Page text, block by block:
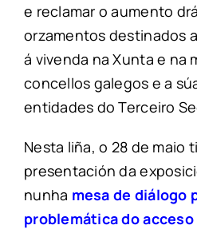
e reclamar o aumento
orzamentos destinados
á vivenda na Xunta e na
concellos galegos e a
entidades do Terceiro
Nesta liña, o 28 de maio
presentación da
nunha mesa de diálogo
problemática do acceso